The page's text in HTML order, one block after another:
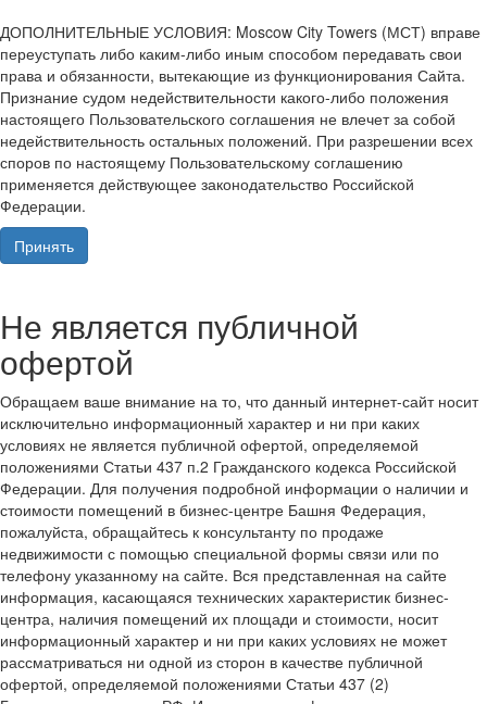
ДОПОЛНИТЕЛЬНЫЕ УСЛОВИЯ: Moscow City Towers (МСТ) вправе
переуступать либо каким-либо иным способом передавать свои
права и обязанности, вытекающие из функционирования Сайта.
Признание судом недействительности какого-либо положения
настоящего Пользовательского соглашения не влечет за собой
недействительность остальных положений. При разрешении всех
споров по настоящему Пользовательскому соглашению
применяется действующее законодательство Российской
Федерации.
Принять
Не является публичной
офертой
Обращаем ваше внимание на то, что данный интернет-сайт носит
исключительно информационный характер и ни при каких
условиях не является публичной офертой, определяемой
положениями Статьи 437 п.2 Гражданского кодекса Российской
Федерации. Для получения подробной информации о наличии и
стоимости помещений в бизнес-центре Башня Федерация,
пожалуйста, обращайтесь к консультанту по продаже
недвижимости с помощью специальной формы связи или по
телефону указанному на сайте. Вся представленная на сайте
информация, касающаяся технических характеристик бизнес-
центра, наличия помещений их площади и стоимости, носит
информационный характер и ни при каких условиях не может
рассматриваться ни одной из сторон в качестве публичной
офертой, определяемой положениями Статьи 437 (2)